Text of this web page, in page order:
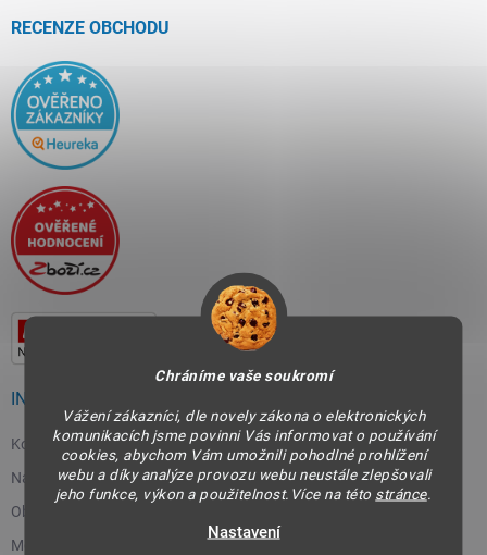
Chráníme vaše soukromí
Vážení zákazníci, dle novely zákona o elektronických
komunikacích jsme povinni Vás informovat o používání
cookies, abychom Vám umožnili pohodlné prohlížení
webu a díky analýze provozu webu neustále zlepšovali
jeho funkce, výkon a použitelnost.Více na této stránce.
Nastavení
RECENZE OBCHODU
INFORMACE PRO VÁS
Kontakty
Napište nám
Obchodní podmínky
Moje objednávka